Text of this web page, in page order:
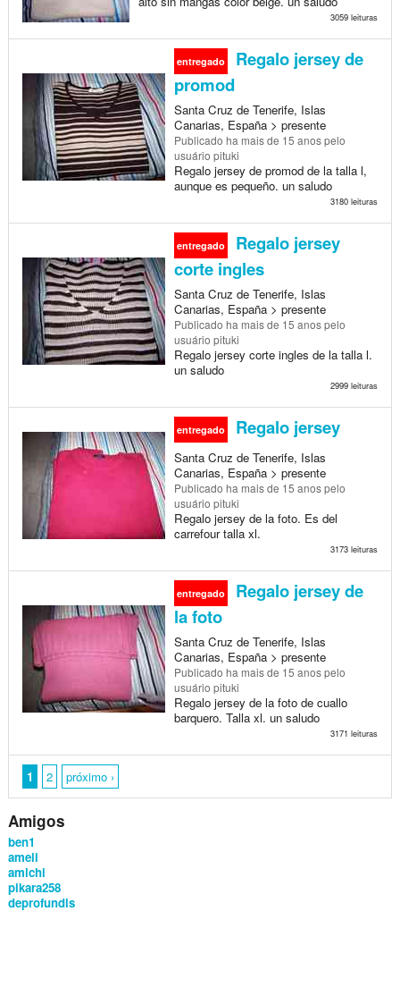
3059 leituras
entregado
Regalo jersey de
promod
Santa Cruz de Tenerife, Islas
Canarias, España > presente
Publicado ha mais de 15 anospelo
usuário pituki
Regalo jersey de promod de la talla l,
aunque es pequeño. un saludo
3180 leituras
entregado
Regalo jersey
corte ingles
Santa Cruz de Tenerife, Islas
Canarias, España > presente
Publicado ha mais de 15 anospelo
usuário pituki
Regalo jersey corte ingles de la talla l.
un saludo
2999 leituras
entregado Regalo jersey
Santa Cruz de Tenerife, Islas
Canarias, España > presente
Publicado ha mais de 15 anospelo
usuário pituki
Regalo jersey de la foto. Es del
carrefour talla xl.
3173 leituras
entregado
Regalo jersey de
la foto
Santa Cruz de Tenerife, Islas
Canarias, España > presente
Publicado ha mais de 15 anospelo
usuário pituki
Regalo jersey de la foto de cuallo
barquero. Talla xl. un saludo
3171 leituras
1 2 próximo ›
Amigos
ben1
ameli
amichi
pikara258
deprofundis